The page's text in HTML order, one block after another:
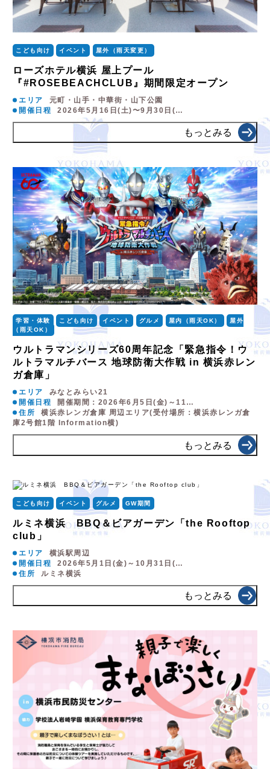
こども向け イベント 屋外（雨天変更）
ローズホテル横浜 屋上プール
『#ROSEBEACHCLUB』期間限定オープン
エリア
元町・山手・中華街・山下公園
開催日程
2026年5月16日(土)〜9月30日(…
もっとみる
学習・体験 こども向け イベント グルメ 屋内（雨天OK）
屋外
（雨天OK）
ウルトラマンシリーズ60周年記念「緊急指令！ウ
ルトラマルチバース 地球防衛大作戦 in 横浜赤レン
ガ倉庫」
エリア
みなとみらい21
開催日程
開催期間：2026年6月5日(金)～11…
住所
横浜赤レンガ倉庫 周辺エリア(受付場所：横浜赤レンガ倉
庫2号館1階 Information横)
もっとみる
こども向け イベント グルメ GW期間
ルミネ横浜 BBQ＆ビアガーデン「the Rooftop
club」
エリア
横浜駅周辺
開催日程
2026年5月1日(金)～10月31日(…
住所
ルミネ横浜
もっとみる